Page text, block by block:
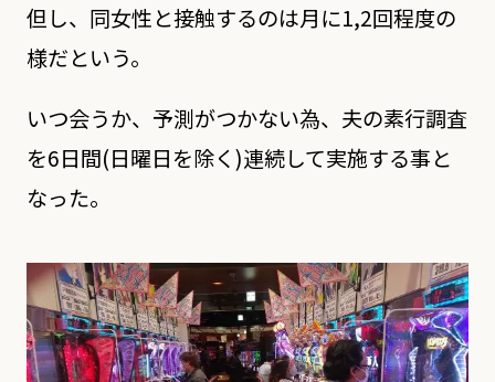
但し、同女性と接触するのは月に1,2回程度の
様だという。
いつ会うか、予測がつかない為、夫の素行調査
を6日間(日曜日を除く)連続して実施する事と
なった。